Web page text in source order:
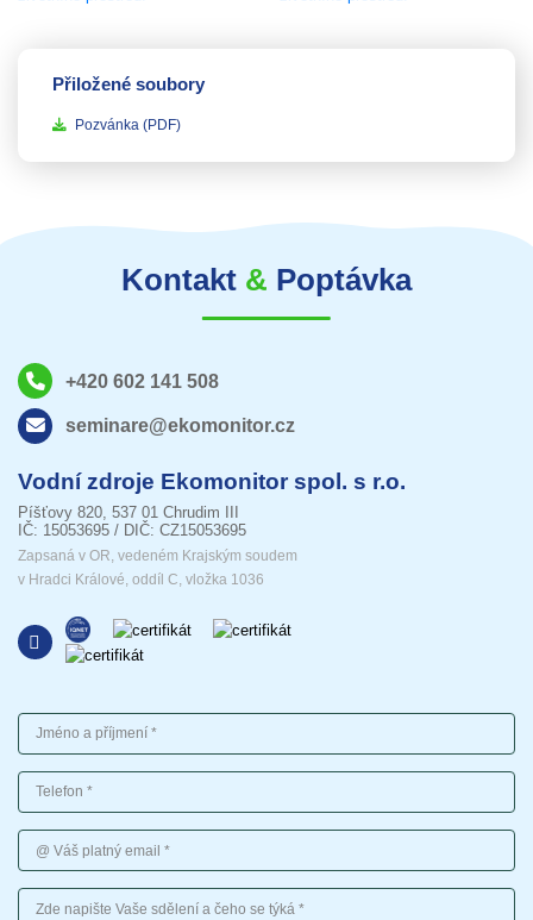
Přiložené soubory
Pozvánka(PDF)
Kontakt & Poptávka
+420 602 141 508
seminare@ekomonitor.cz
Vodní zdroje Ekomonitor spol. s r.o.
Píšťovy 820, 537 01 Chrudim III
IČ: 15053695 / DIČ: CZ15053695
Zapsaná v OR, vedeném Krajským soudem
v Hradci Králové, oddíl C, vložka 1036
Jméno a příjmení
Telefon
Váš platný email
Vaše sdělení